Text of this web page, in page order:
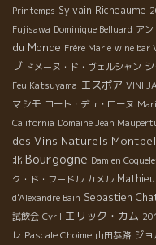
Printemps Sylvain Richeaume
Fujisawa Dominique Belluard ア
du Monde Frère Marie wine bar
ブ ドメーヌ・ド・ヴェルシャン
Feu Katsuyama エスポア VINI
マシモ コート・デュ・ローヌ
California Domaine Jean
des Vins Naturels
北 Bourgogne Damien
ク・ド・フードル カメル
d'Alexandre Bain Sebastien
試飲会 Cyril エリック・カム
レ Pascale Choime 山田恭路 ジ